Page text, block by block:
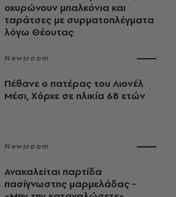
οχυρώνουν μπαλκόνια και
ταράτσες με συρματοπλέγματα
λόγω Θέουτας
Newsroom
Πέθανε ο πατέρας του Λιονέλ
Μέσι, Χόρχε σε ηλικία 68 ετών
Newsroom
Ανακαλείται παρτίδα
πασίγνωστης μαρμελάδας -